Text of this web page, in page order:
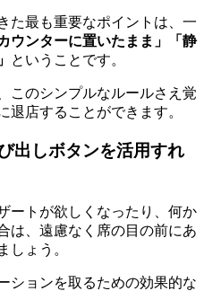
た最も重要なポイントは、一
ウンターに置いたまま」「静
ということです。
このシンプルなルールさえ覚
退店することができます。
出しボタンを活用すれ
ートが欲しくなったり、何か
は、遠慮なく席の目の前にあ
しょう。
ションを取るための効果的な